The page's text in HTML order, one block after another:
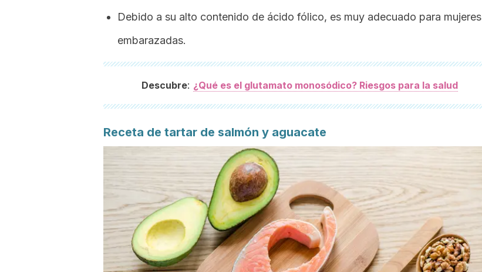
Debido a su alto contenido de ácido fólico, es muy adecuado para mujeres
embarazadas.
Descubre: ¿Qué es el glutamato monosódico? Riesgos para la salud
Receta de tartar de salmón y aguacate